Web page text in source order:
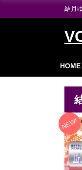
結月
HOME
NEW!